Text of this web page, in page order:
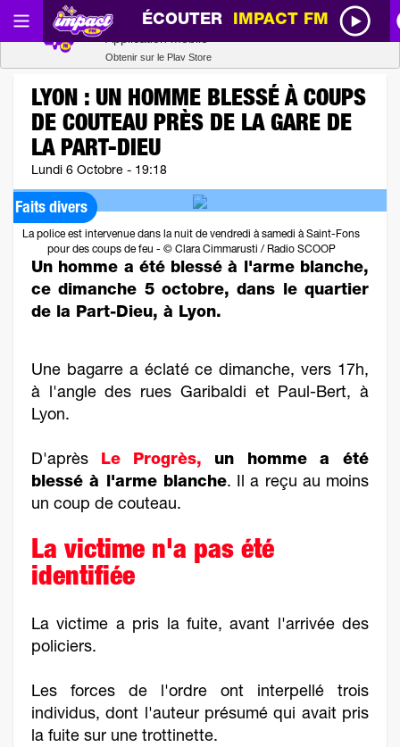
ÉCOUTER IMPACT FM
LYON : UN HOMME BLESSÉ À COUPS
DE COUTEAU PRÈS DE LA GARE DE
LA PART-DIEU
Lundi 6 Octobre - 19:18
Faits divers
La police est intervenue dans la nuit de vendredi à samedi à Saint-Fons
pour des coups de feu - © Clara Cimmarusti / Radio SCOOP
Un homme a été blessé à l'arme blanche,
ce dimanche 5 octobre, dans le quartier
de la Part-Dieu, à Lyon.
Une bagarre a éclaté ce dimanche, vers 17h,
à l'angle des rues Garibaldi et Paul-Bert, à
Lyon.
D'après Le Progrès,
un homme a été
blessé à l'arme blanche. Il a reçu au moins
un coup de couteau.
La victime n'a pas été
identifiée
La victime a pris la fuite, avant l'arrivée des
policiers.
Les forces de l'ordre ont interpellé trois
individus, dont l'auteur présumé qui avait pris
la fuite sur une trottinette.
Radio SCOOP
Obtenir sur le Play Store
Télécharger